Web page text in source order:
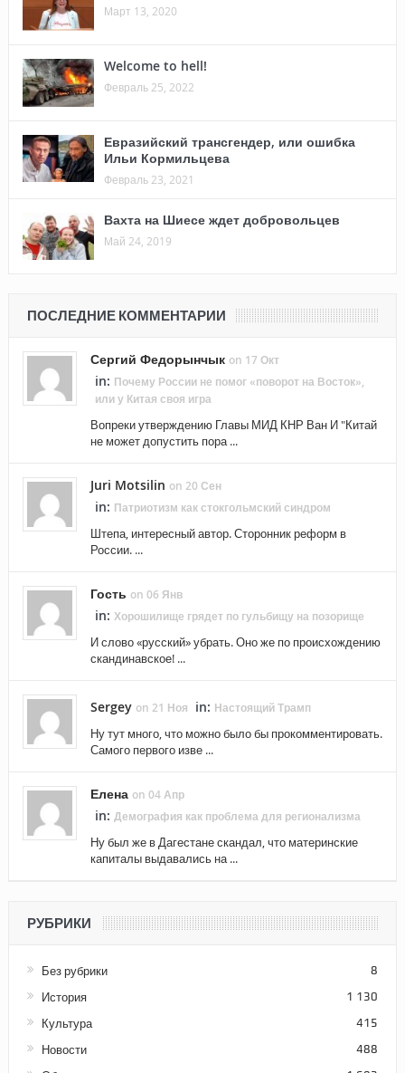
Март 13, 2020
Welcome to hell!
Февраль 25, 2022
Евразийский трансгендер, или ошибка
Ильи Кормильцева
Февраль 23, 2021
Вахта на Шиесе ждет добровольцев
Май 24, 2019
ПОСЛЕДНИЕ КОММЕНТАРИИ
Сергий Федорынчык on 17 Окт
in: Почему России не помог «поворот на Восток»,
или у Китая своя игра
Вопреки утверждению Главы МИД КНР Ван И "Китай
не может допустить пора ...
Juri Motsilin on 20 Сен
in: Патриотизм как стокгольмский синдром
Штепа, интересный автор. Сторонник реформ в
России. ...
Гость on 06 Янв
in: Хорошилище грядет по гульбищу на позорище
И слово «русский» убрать. Оно же по происхождению
скандинавское! ...
Sergey on 21 Ноя in: Настоящий Трамп
Ну тут много, что можно было бы прокомментировать.
Самого первого изве ...
Елена on 04 Апр
in: Демография как проблема для регионализма
Ну был же в Дагестане скандал, что материнские
капиталы выдавались на ...
РУБРИКИ
Без рубрики 8
История 1 130
Культура 415
Новости 488